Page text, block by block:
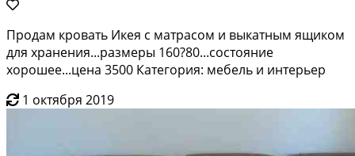
Продам кровать Икея с матрасом и выкатным ящиком
для хранения...размеры 160?80...состояние
хорошее...цена 3500 Категория: мебель и интерьер
1 октября 2019